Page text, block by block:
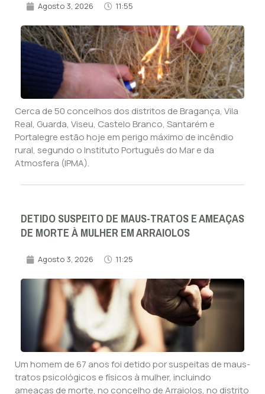
Agosto 3, 2026 11:55
Cerca de 50 concelhos dos distritos de Bragança, Vila
Real, Guarda, Viseu, Castelo Branco, Santarém e
Portalegre estão hoje em perigo máximo de incêndio
rural, segundo o Instituto Português do Mar e da
Atmosfera (IPMA).
DETIDO SUSPEITO DE MAUS-TRATOS E AMEAÇAS
DE MORTE À MULHER EM ARRAIOLOS
Agosto 3, 2026 11:25
Um homem de 67 anos foi detido por suspeitas de maus-
tratos psicológicos e físicos à mulher, incluindo
ameaças de morte, no concelho de Arraiolos, no distrito